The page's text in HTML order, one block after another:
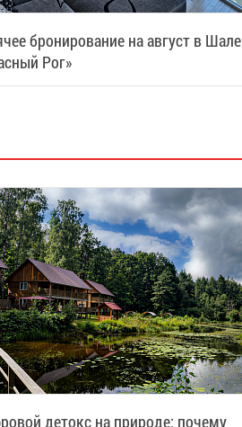
бронирование на август в Шале
Рог»
детокс на природе: почему